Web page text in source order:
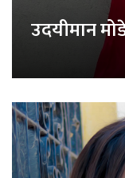
उदयीमान